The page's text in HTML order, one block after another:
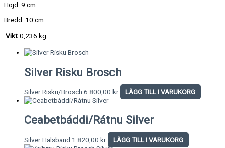
Höjd: 9 cm
Bredd: 10 cm
Vikt 0,236 kg
Silver Risku Brosch
Silver Risku/Brosch 6.800,00 kr LÄGG TILL I VARUKORG
Ceabetbáddi/Rátnu Silver
Silver Halsband 1.820,00 kr LÄGG TILL I VARUKORG